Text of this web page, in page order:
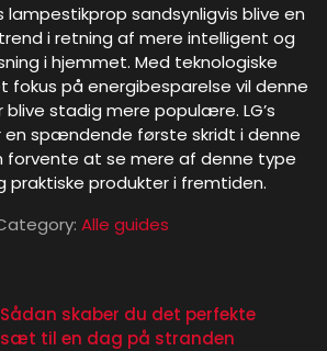
lampestikprop sandsynligvis blive en
i retning af mere intelligent og
i hjemmet. Med teknologiske
fokus på energibesparelse vil denne
blive stadig mere populære. LG’s
en spændende første skridt i denne
forvente at se mere af denne type
praktiske produkter i fremtiden.
Alle guides
Sådan skaber du det perfekte
til en dag på stranden